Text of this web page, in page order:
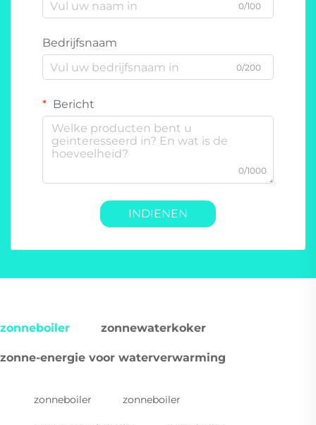
0/100
Bedrijfsnaam
0/200
Bericht
0/1000
INDIENEN
zonneboiler zonnewaterkoker
zonne-energie voor waterverwarming
zonneboiler zonneboiler